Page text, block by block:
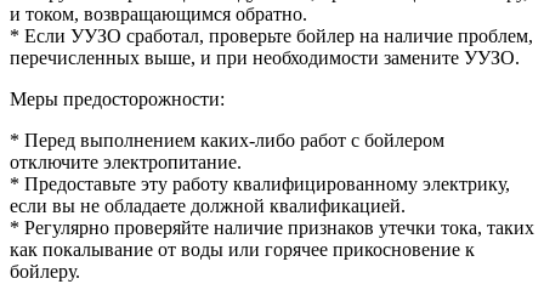
и током, возвращающимся обратно.
* Если УУЗО сработал, проверьте бойлер на наличие проблем,
перечисленных выше, и при необходимости замените УУЗО.
Меры предосторожности:
* Перед выполнением каких-либо работ с бойлером
отключите электропитание.
* Предоставьте эту работу квалифицированному электрику,
если вы не обладаете должной квалификацией.
* Регулярно проверяйте наличие признаков утечки тока, таких
как покалывание от воды или горячее прикосновение к
бойлеру.